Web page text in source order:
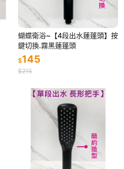
蝴蝶衛浴~【4段出水蓮蓬頭】按
鍵切換.霧黑蓮蓬頭
$145
$215